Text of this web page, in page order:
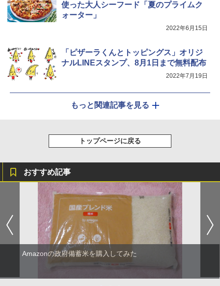
使った大人シーフード「夏のプライムク
ォーター」
2022年6月15日
「ピザーラくんとトッピングス」オリジ
ナルLINEスタンプ、8月1日まで無料配布
2022年7月19日
もっと関連記事を見る
トップページに戻る
おすすめ記事
Amazonの政府備蓄米を購入してみた